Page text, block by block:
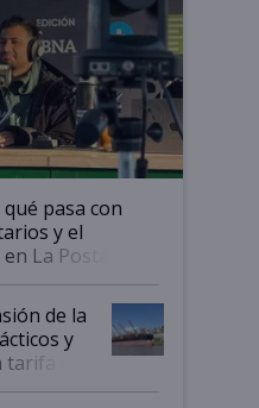
pasa con
y el
La Posta
de la
y
de